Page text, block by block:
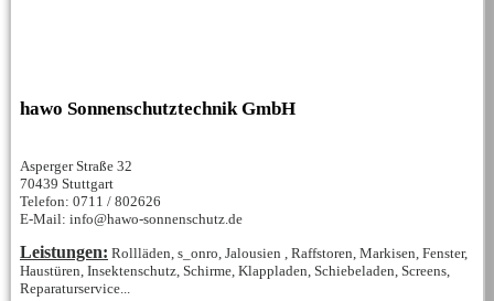
hawo Sonnenschutztechnik GmbH
Asperger Straße 32
70439 Stuttgart
Telefon: 0711 / 802626
E-Mail: info@hawo-sonnenschutz.de
Leistungen: Rollläden, s_onro, Jalousien , Raffstoren, Markisen, Fenster,
Haustüren, Insektenschutz, Schirme, Klappladen, Schiebeladen, Screens,
Reparaturservice...